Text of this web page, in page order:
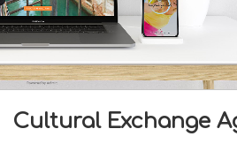
Cultural Exchange